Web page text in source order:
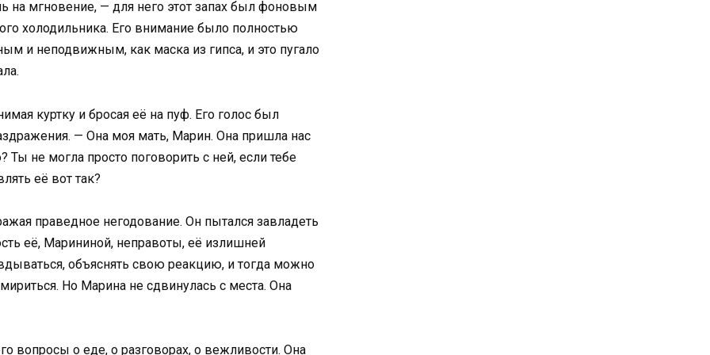
на мгновение, — для него этот запах был фоновым
холодильника. Его внимание было полностью
и неподвижным, как маска из гипса, и это пугало
куртку и бросая её на пуф. Его голос был
— Она моя мать, Марин. Она пришла нас
Ты не могла просто поговорить с ней, если тебе
её вот так?
праведное негодование. Он пытался завладеть
её, Марининой, неправоты, её излишней
объяснять свою реакцию, и тогда можно
Но Марина не сдвинулась с места. Она
вопросы о еде, о разговорах, о вежливости. Она